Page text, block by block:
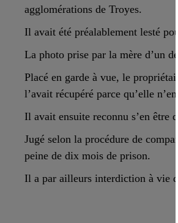
LE BEST OF
agglomérations de Troyes.
Il avait été préalablement lesté
La photo prise par la mère d’un
Placé en garde à vue, le
l’avait récupéré parce qu’elle
Il avait ensuite reconnu s’en être
Jugé selon la procédure de
peine de dix mois de prison.
Il a par ailleurs interdiction à vie